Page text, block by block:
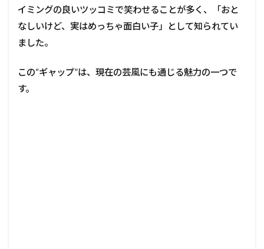
イミングの良いツッコミで笑わせることが多く、「おと
なしいけど、実はめっちゃ面白い子」として知られてい
ました。
この“ギャップ”は、現在の芸風にも通じる魅力の一つで
す。